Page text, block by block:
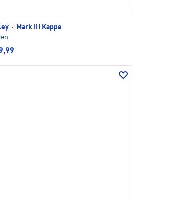
·
Mark III Kappe